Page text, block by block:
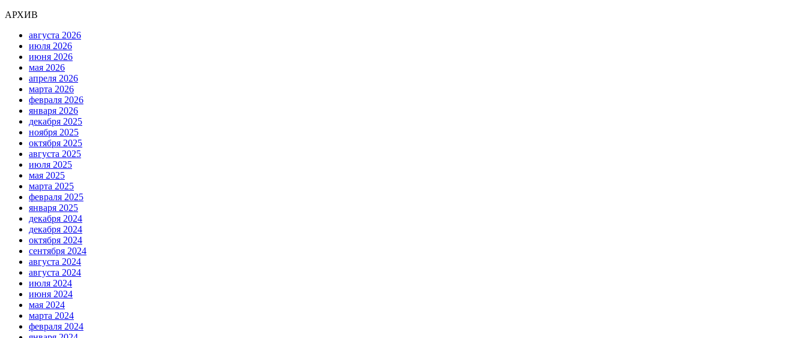
АРХИВ
августа 2026
июля 2026
июня 2026
мая 2026
апреля 2026
марта 2026
февраля 2026
января 2026
декабря 2025
ноября 2025
октября 2025
августа 2025
июля 2025
мая 2025
марта 2025
февраля 2025
января 2025
декабря 2024
декабря 2024
октября 2024
сентября 2024
августа 2024
августа 2024
июля 2024
июня 2024
мая 2024
марта 2024
февраля 2024